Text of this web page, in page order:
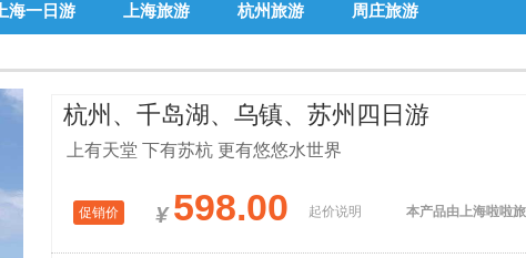
上海一日游 上海旅游 杭州旅游 周庄旅游
杭州、千岛湖、乌镇、苏州四日游
上有天堂 下有苏杭 更有悠悠水世界
¥ 598.00 起价说明 本产品由上海啦啦
促销价